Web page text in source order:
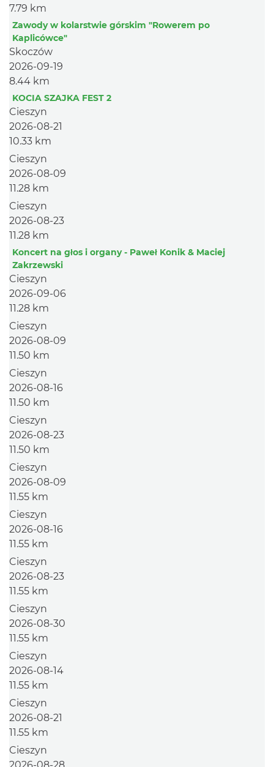
7.79 km
Zawody w kolarstwie górskim "Rowerem po
Kaplicówce"
Skoczów
2026-09-19
8.44 km
KOCIA SZAJKA FEST 2
Cieszyn
2026-08-21
10.33 km
Cieszyn
2026-08-09
11.28 km
Cieszyn
2026-08-23
11.28 km
Koncert na głos i organy - Paweł Konik & Maciej
Zakrzewski
Cieszyn
2026-09-06
11.28 km
Cieszyn
2026-08-09
11.50 km
Cieszyn
2026-08-16
11.50 km
Cieszyn
2026-08-23
11.50 km
Cieszyn
2026-08-09
11.55 km
Cieszyn
2026-08-16
11.55 km
Cieszyn
2026-08-23
11.55 km
Cieszyn
2026-08-30
11.55 km
Cieszyn
2026-08-14
11.55 km
Cieszyn
2026-08-21
11.55 km
Cieszyn